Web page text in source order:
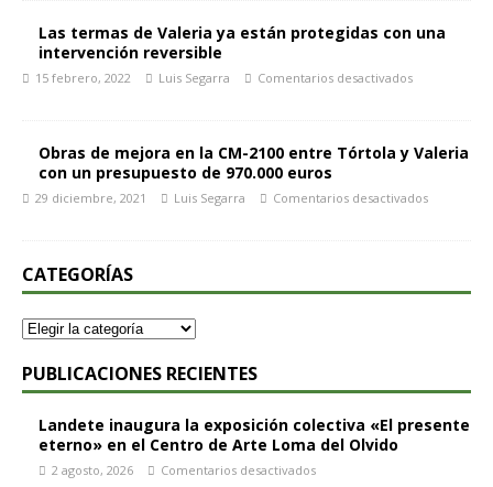
Las termas de Valeria ya están protegidas con una
intervención reversible
15 febrero, 2022 Luis Segarra Comentarios desactivados
Obras de mejora en la CM-2100 entre Tórtola y Valeria
con un presupuesto de 970.000 euros
29 diciembre, 2021 Luis Segarra Comentarios desactivados
CATEGORÍAS
PUBLICACIONES RECIENTES
Landete inaugura la exposición colectiva «El presente
eterno» en el Centro de Arte Loma del Olvido
2 agosto, 2026 Comentarios desactivados